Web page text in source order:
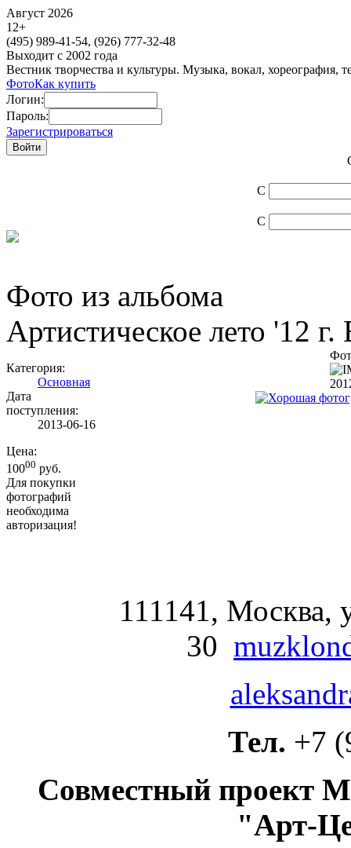
Август 2026
12+
(495) 989-41-54, (926) 777-32-48
Выходит с 2002 года
Вестник творчества и культуры. Музыка, вокал, хореография,
ФотоКак купить
Логин:
Пароль:
Зарегистрироваться
С
С
Фото из альбома
Артистическое лето '12
Категория:
Основная
Дата
поступления:
2013-06-16
Цена:
10000 руб.
Для покупки
фотографий
необходима
авторизация!
111141, Москва,
30
Тел. +7
Совместный проект
"Арт-